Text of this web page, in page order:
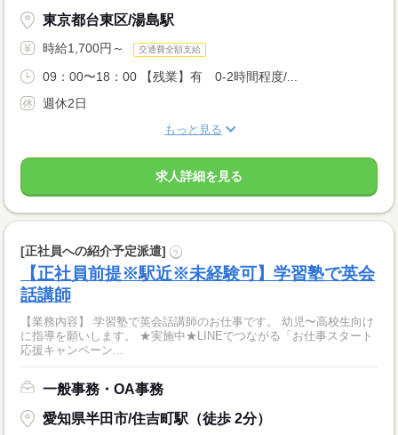
東京都台東区/湯島駅
時給1,700円～ 交通費全額支給
09：00〜18：00 【残業】有 0-2時間程度/...
週休2日
もっと見る
求人詳細を見る
[正社員への紹介予定派遣] ?
【正社員前提※駅近※未経験可】学習塾で英会
話講師
【業務内容】 学習塾で英会話講師のお仕事です。 幼児〜高校生向け
に指導を願いします。 ★実施中★LINEでつながる「お仕事スタート
応援キャンペーン...
一般事務・OA事務
愛知県半田市/住吉町駅（徒歩 2分）